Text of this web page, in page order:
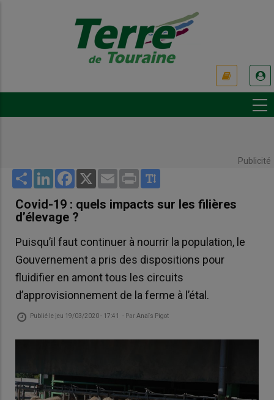
Publicité
Share LinkedInFacebook
X Email Print
Covid-19 : quels impacts sur les filières
d’élevage ?
Puisqu’il faut continuer à nourrir la population, le
Gouvernement a pris des dispositions pour
fluidifier en amont tous les circuits
d’approvisionnement de la ferme à l’étal.
Publié le jeu 19/03/2020 - 17:41 - Par Anaïs Pigot